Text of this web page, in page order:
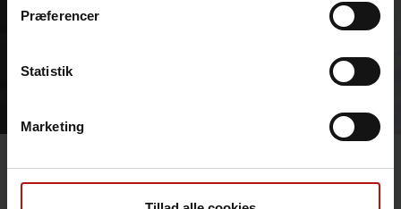
Præferencer
Statistik
Marketing